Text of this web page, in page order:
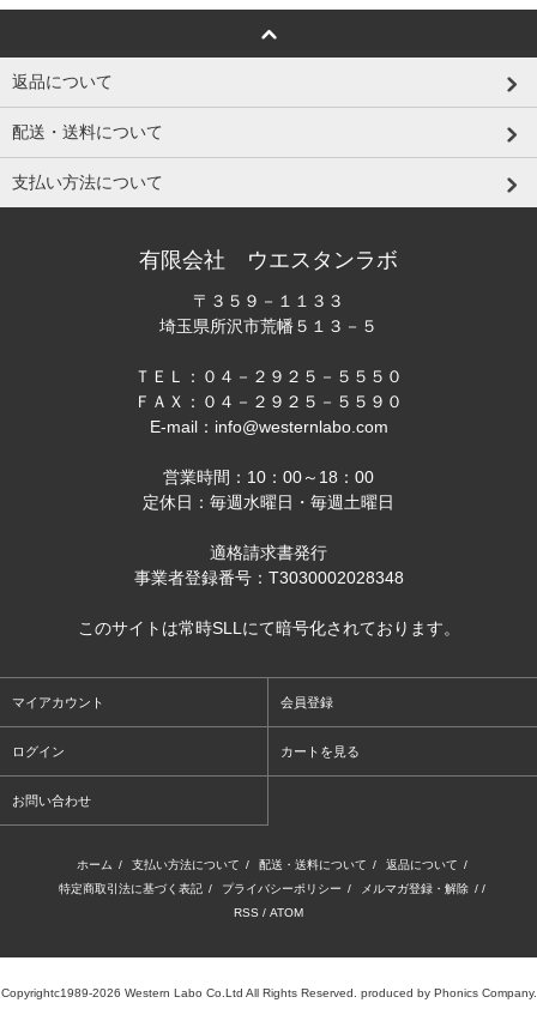
返品について
配送・送料について
支払い方法について
有限会社 ウエスタンラボ
〒３５９－１１３３
埼玉県所沢市荒幡５１３－５
ＴＥＬ：０４－２９２５－５５５０
ＦＡＸ：０４－２９２５－５５９０
E-mail：info@westernlabo.com
営業時間：10：00～18：00
定休日：毎週水曜日・毎週土曜日
適格請求書発行
事業者登録番号：T3030002028348
このサイトは常時SLLにて暗号化されております。
マイアカウント 会員登録
ログイン カートを見る
お問い合わせ
ホーム / 支払い方法について / 配送・送料について / 返品について /
特定商取引法に基づく表記 / プライバシーポリシー / メルマガ登録・解除 / /
RSS / ATOM
Copyrightc1989-2026 Western Labo Co.Ltd All Rights Reserved. produced by Phonics Company.